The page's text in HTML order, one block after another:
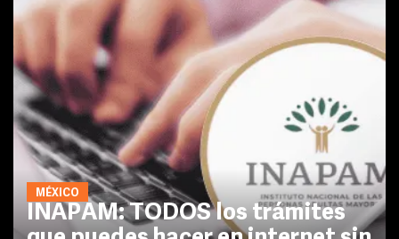
MÉXICO
INAPAM: TODOS los trámites